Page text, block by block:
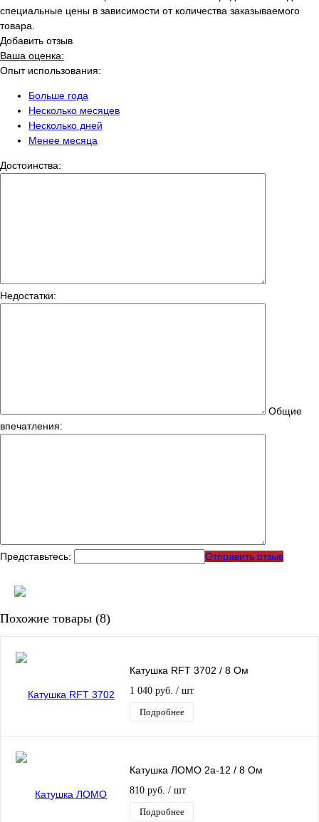
специальные цены в зависимости от количества заказываемого
товара.
Добавить отзыв
Ваша оценка:
Опыт использования:
Больше года
Несколько месяцев
Несколько дней
Менее месяца
Достоинства:
Недостатки:
Общие
впечатления:
Представьтесь: Отправить отзыв
Похожие товары (8)
Катушка RFT 3702 / 8 Ом
1 040 руб. / шт
Подробнее
Катушка ЛОМО 2а-12 / 8 Ом
810 руб. / шт
Подробнее